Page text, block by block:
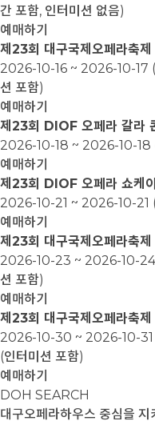
간 포함, 인터미션 없음)
예매하기
제23회 대구국제오페라축
2026-10-16 ~ 2026-10-17
션 포함)
예매하기
제23회 DIOF 오페라 갈라
2026-10-18 ~ 2026-10-18
예매하기
제23회 DIOF 오페라 쇼케
2026-10-21 ~ 2026-10-21
예매하기
제23회 대구국제오페라축
2026-10-23 ~ 2026-10-24
션 포함)
예매하기
제23회 대구국제오페라축
2026-10-30 ~ 2026-10-31
(인터미션 포함)
예매하기
DOH SEARCH
대구오페라하우스 중심을 지